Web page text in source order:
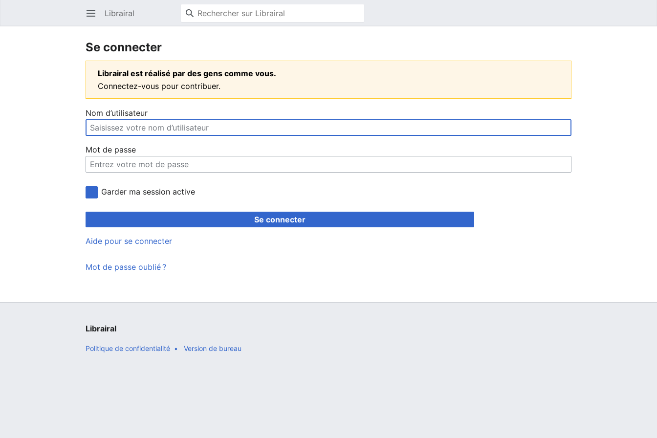
Ouvrir le menu principal Librairal
Se connecter
Librairal est réalisé par des gens comme vous.
Connectez-vous pour contribuer.
Nom d’utilisateur
Mot de passe
Garder ma session active
Se connecter
Aide pour se connecter
Mot de passe oublié ?
Librairal
Politique de confidentialité Version de bureau